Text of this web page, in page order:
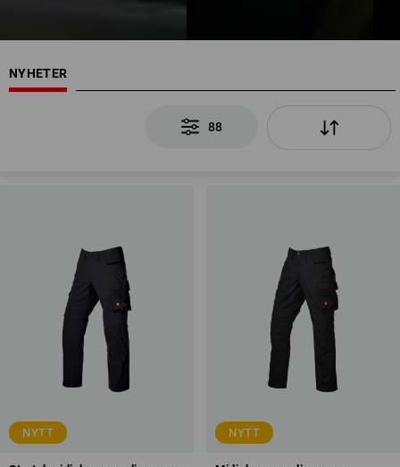
NYHETER
88
NYTT NYTT